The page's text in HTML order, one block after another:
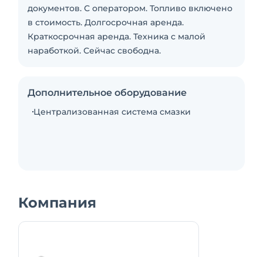
документов. С оператором. Топливо включено
в стоимость. Долгосрочная аренда.
Краткосрочная аренда. Техника с малой
наработкой. Сейчас свободна.
Дополнительное оборудование
Централизованная система смазки
Компания